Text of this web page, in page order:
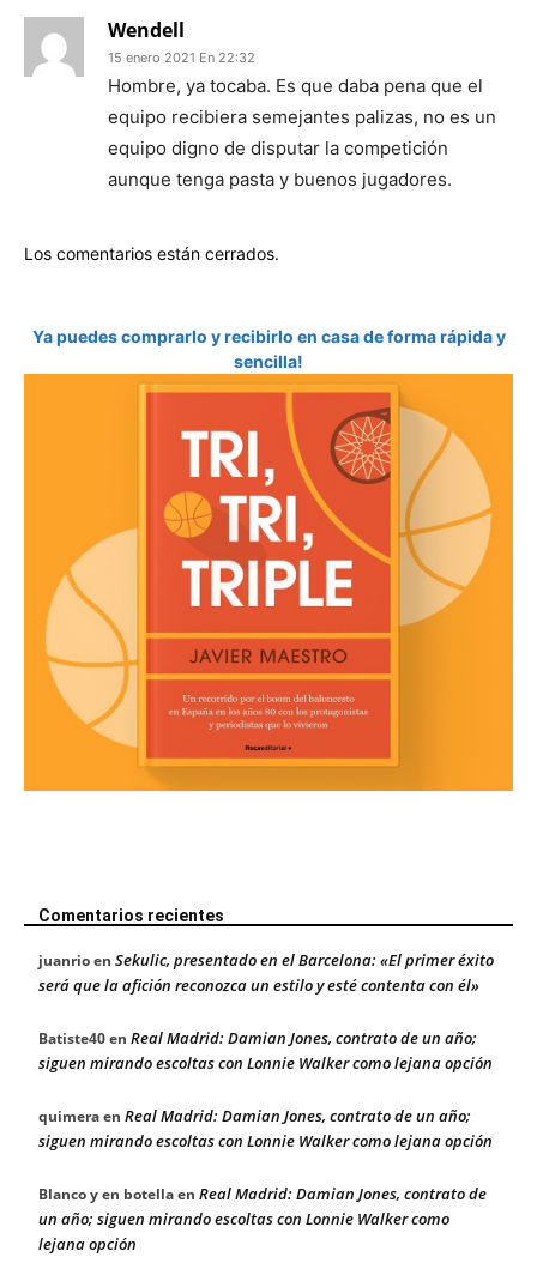
Wendell
15 enero 2021 En 22:32
Hombre, ya tocaba. Es que daba pena que el
equipo recibiera semejantes palizas, no es un
equipo digno de disputar la competición
aunque tenga pasta y buenos jugadores.
Los comentarios están cerrados.
Ya puedes comprarlo y recibirlo en casa de forma rápida y
sencilla!
Comentarios recientes
juanrioen Sekulic, presentado en el Barcelona: «El primer éxito
será que la afición reconozca un estilo y esté contenta con él»
Batiste40en Real Madrid: Damian Jones, contrato de un año;
siguen mirando escoltas con Lonnie Walker como lejana opción
quimeraen Real Madrid: Damian Jones, contrato de un año;
siguen mirando escoltas con Lonnie Walker como lejana opción
Blanco y en botellaen Real Madrid: Damian Jones, contrato de
un año; siguen mirando escoltas con Lonnie Walker como
lejana opción